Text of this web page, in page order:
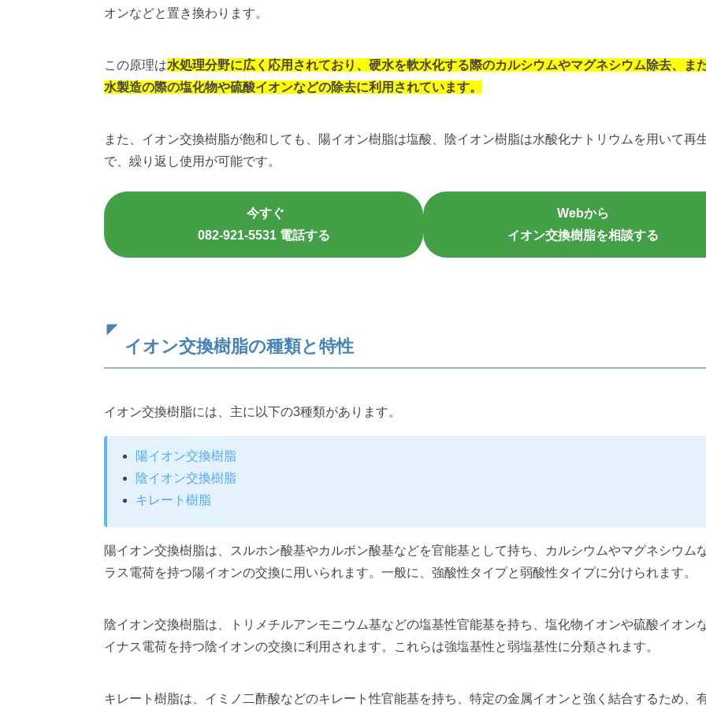
オンなどと置き換わります。
この原理は水処理分野に広く応用されており、硬水を軟水化する際のカルシウムやマグネシウム除去、ま
水製造の際の塩化物や硫酸イオンなどの除去に利用されています。
また、イオン交換樹脂が飽和しても、陽イオン樹脂は塩酸、陰イオン樹脂は水酸化ナトリウムを用いて再
で、繰り返し使用が可能です。
今すぐ
082-921-5531 電話する
Webから
イオン交換樹脂を相談する
イオン交換樹脂の種類と特性
イオン交換樹脂には、主に以下の3種類があります。
陽イオン交換樹脂
陰イオン交換樹脂
キレート樹脂
陽イオン交換樹脂は、スルホン酸基やカルボン酸基などを官能基として持ち、カルシウムやマグネシウム
ラス電荷を持つ陽イオンの交換に用いられます。一般に、強酸性タイプと弱酸性タイプに分けられます。
陰イオン交換樹脂は、トリメチルアンモニウム基などの塩基性官能基を持ち、塩化物イオンや硫酸イオン
イナス電荷を持つ陰イオンの交換に利用されます。これらは強塩基性と弱塩基性に分類されます。
キレート樹脂は、イミノ二酢酸などのキレート性官能基を持ち、特定の金属イオンと強く結合するため、